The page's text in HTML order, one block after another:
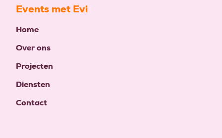
Events met Evi
Home
Over ons
Projecten
Diensten
Contact